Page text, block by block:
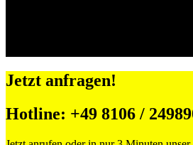
Jetzt anfragen!
Hotline: +49 8106 /